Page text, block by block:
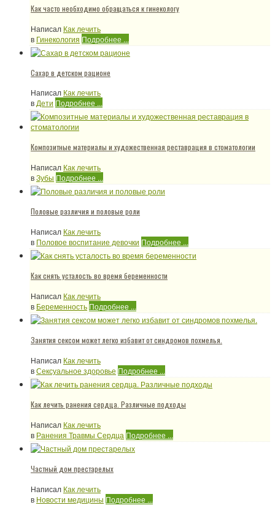
Как часто необходимо обращаться к гинекологу
Написал Как лечить
в Гинекология Подробнее ...
Сахар в детском рационе
Написал Как лечить
вДети Подробнее ...
Композитные материалы и художественная реставрация в стоматологии
Написал Как лечить
вЗубы Подробнее ...
Половые различия и половые роли
Написал Как лечить
в Половое воспитание девочки Подробнее ...
Как снять усталость во время беременности
Написал Как лечить
в Беременность Подробнее ...
Занятия сексом может легко избавит от синдромов похмелья.
Написал Как лечить
вСексуальное здоровье Подробнее ...
Как лечить ранения сердца. Различные подходы
Написал Как лечить
в Ранения Травмы Сердца Подробнее ...
Частный дом престарелых
Написал Как лечить
в Новости медицины Подробнее ...